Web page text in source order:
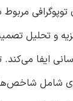
و تحلیل
شامل